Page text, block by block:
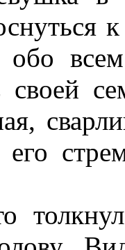
обо
своей
его